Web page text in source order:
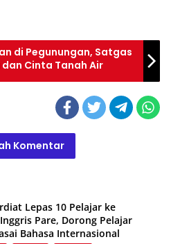
di Pegunungan, Satgas
dan Cinta Tanah Air
Komentar
Lepas 10 Pelajar ke
Pare, Dorong Pelajar
Bahasa Internasional